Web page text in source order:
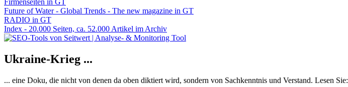
Future of Water - Global Trends - The new magazine in GT
RADIO in GT
Index - 20.000 Seiten, ca. 52.000 Artikel im Archiv
Ukraine-Krieg ...
... eine Doku, die nicht von denen da oben diktiert wird, sondern von Sachkenntnis und Verstand. Lesen Sie: